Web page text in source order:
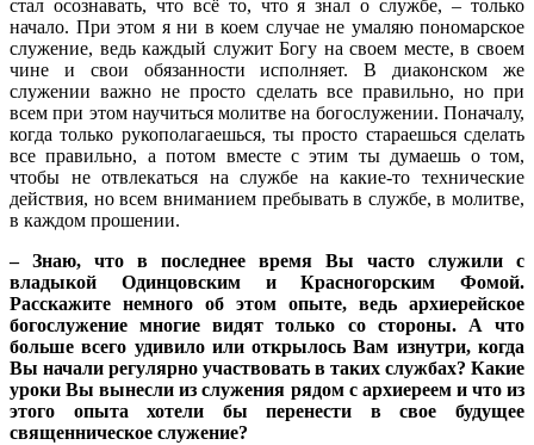
стал осознавать, что всё то, что я знал о службе, – только
начало. При этом я ни в коем случае не умаляю пономарское
служение, ведь каждый служит Богу на своем месте, в своем
чине и свои обязанности исполняет. В диаконском же
служении важно не просто сделать все правильно, но при
всем при этом научиться молитве на богослужении. Поначалу,
когда только рукополагаешься, ты просто стараешься сделать
все правильно, а потом вместе с этим ты думаешь о том,
чтобы не отвлекаться на службе на какие-то технические
действия, но всем вниманием пребывать в службе, в молитве,
в каждом прошении.
– Знаю, что в последнее время Вы часто служили с
владыкой Одинцовским и Красногорским Фомой.
Расскажите немного об этом опыте, ведь архиерейское
богослужение многие видят только со стороны. А что
больше всего удивило или открылось Вам изнутри, когда
Вы начали регулярно участвовать в таких службах? Какие
уроки Вы вынесли из служения рядом с архиереем и что из
этого опыта хотели бы перенести в свое будущее
священническое служение?